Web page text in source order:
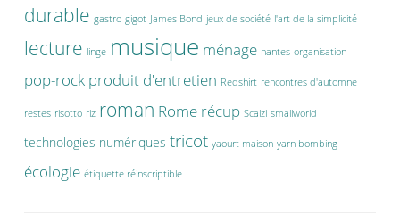
durable gastro gigot James Bond jeux de société l'art de la simplicité
lecture linge musique ménage nantes organisation
pop-rock produit d'entretien Redshirt rencontres d'automne
restes risotto riz roman Rome récup Scalzi smallworld
technologies numériques tricot yaourt maison yarn bombing
écologie étiquette réinscriptible